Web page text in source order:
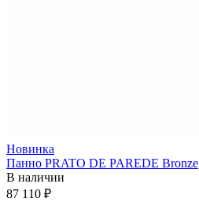
Новинка
Панно PRATO DE PAREDE Bronze
В наличии
87 110 ₽